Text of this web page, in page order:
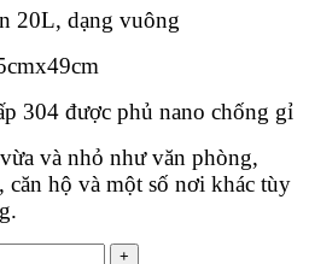
20L, dạng vuông
304 được phủ nano chống gỉ
và nhỏ như văn phòng,
căn hộ và một số nơi khác tùy